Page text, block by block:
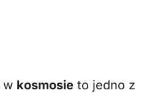
w kosmosie to jedno z